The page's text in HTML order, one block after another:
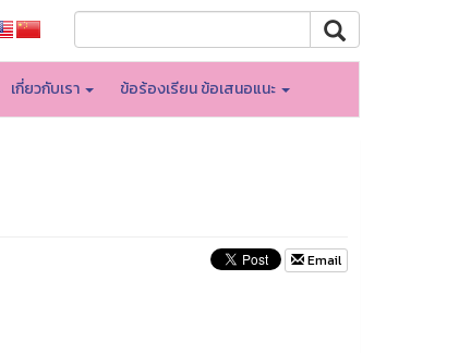
เกี่ยวกับเรา ข้อร้องเรียน ข้อเสนอแนะ
Email